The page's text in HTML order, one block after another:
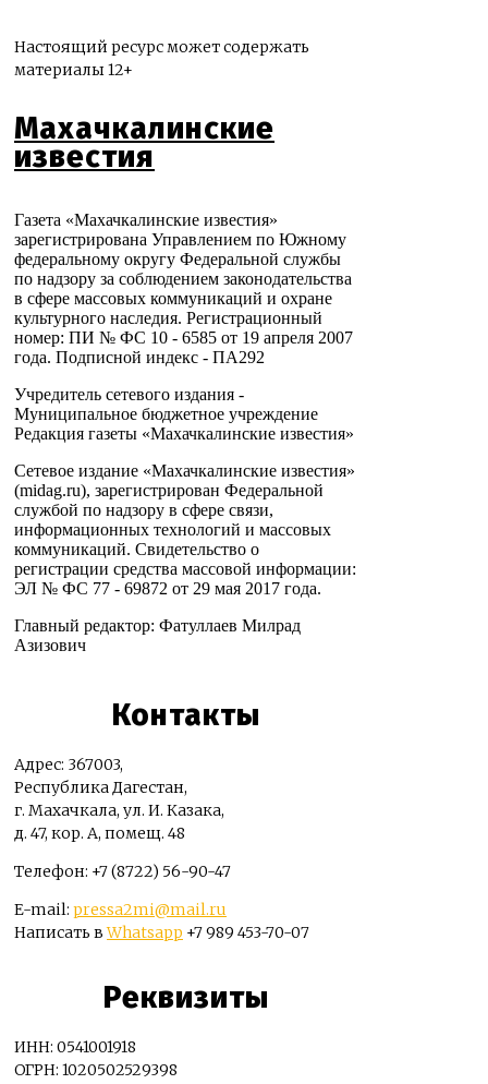
Настоящий ресурс может содержать
материалы 12+
Махачкалинские
известия
Газета «Махачкалинские известия»
зарегистрирована Управлением по Южному
федеральному округу Федеральной службы
по надзору за соблюдением законодательства
в сфере массовых коммуникаций и охране
культурного наследия. Регистрационный
номер: ПИ № ФС 10 - 6585 от 19 апреля 2007
года. Подписной индекс - ПА292
Учредитель сетевого издания -
Муниципальное бюджетное учреждение
Редакция газеты «Махачкалинские известия»
Сетевое издание «Махачкалинские известия»
(midag.ru), зарегистрирован Федеральной
службой по надзору в сфере связи,
информационных технологий и массовых
коммуникаций. Свидетельство о
регистрации средства массовой информации:
ЭЛ № ФС 77 - 69872 от 29 мая 2017 года.
Главный редактор: Фатуллаев Милрад
Азизович
Контакты
Адрес: 367003,
Республика Дагестан,
г. Махачкала, ул. И. Казака,
д. 47, кор. А, помещ. 48
Телефон: +7 (8722) 56-90-47
E-mail: pressa2mi@mail.ru
Написать вWhatsapp +7 989 453-70-07
Реквизиты
ИНН: 0541001918
ОГРН: 1020502529398